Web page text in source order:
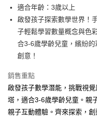
2.付款方式選擇「大哥付你分期
流程，驗證手機門號後，選擇欲
成交易。
3.實際核准額度、可分期數及費
4.訂單成立30分鐘內，如未前往
消。如遇「轉專審核」未通過
法說明評估內容。
1.分期款項不併入電信帳單，「
2.透過簡訊連結打開帳單後，可
帳／街口支付／iPASS MONEY
【注意事項】
相關說明
【關於「AFTEE先享後付」】
便利好安心！
１．簡單：不需註冊會員、不需
２．便利：只要手機號碼，簡訊
３．安心：先確認商品／服務後
【「AFTEE先享後付」結帳流程】
１．於結帳方式選擇「AFTEE先
結帳頁面，進行簡訊認證並確認
２．訂單成立數日內，您將收到
３．收到繳費通知簡訊後14天內
ATM付款
運送方式
每筆NT$70，滿NT$800(含以
每筆NT$200
適合年齡：3歲以上
啟發孩子探索數學世界！
子輕鬆學習數量概念與色
合3-6歲學齡兒童，繽紛
創意！
銷售重點
啟發孩子數學潛能，挑戰視
塔，適合3-6歲學齡兒童。親
親子互動體驗。齊來探索，創